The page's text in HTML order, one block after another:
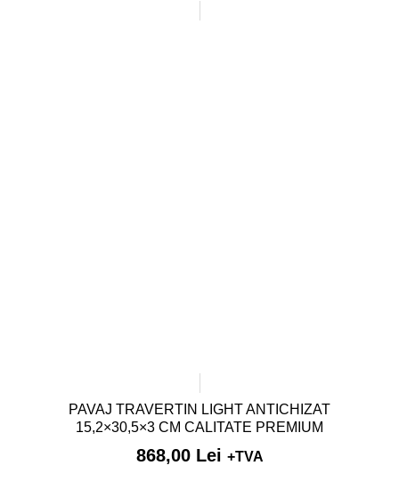
PAVAJ TRAVERTIN LIGHT ANTICHIZAT
15,2×30,5×3 CM CALITATE PREMIUM
868,00 Lei +TVA